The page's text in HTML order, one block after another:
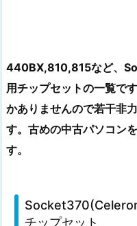
440BX,810,815など、
用チップセットの一覧で
かありませんので若干非
す。古めの中古パソコン
す。
チップセット